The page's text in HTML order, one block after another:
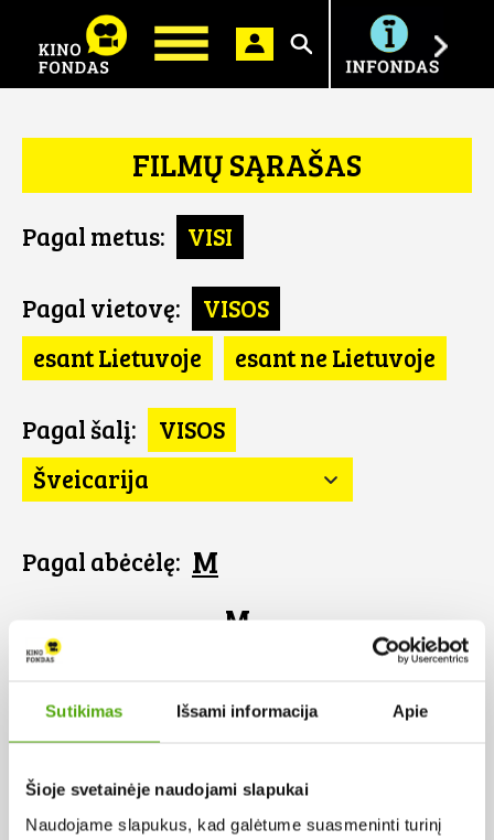
Sutikimas Išsami informacija Apie
Šioje svetainėje naudojami slapukai
Naudojame slapukus, kad galėtume suasmeninti turinį
Ieškoti
FILMŲ SĄRAŠAS
Pagal metus: VISI
Pagal vietovę:
VISOS
esant Lietuvoje
esant ne Lietuvoje
Pagal šalį:
VISOS
Šveicarija
Pagal abėcėlę: M
M